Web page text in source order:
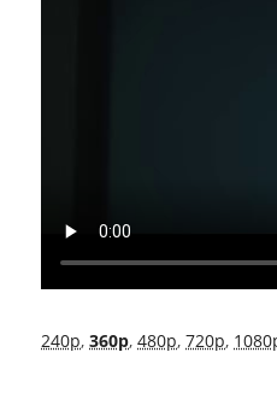
240p, 360p, 480p, 720p,